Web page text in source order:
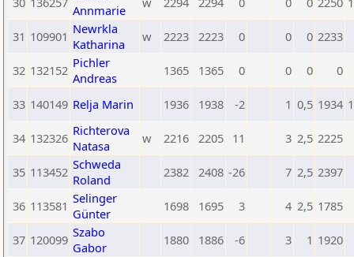
Annmarie
31 109901 Newrkla
Katharina
w 2223 2223 0 0 0 2233
32 132152 Pichler
Andreas
1365 1365 0 0 0 0
33 140149 Relja Marin 1936 1938 -2 1 0,5 1934
34 132326 Richterova
Natasa
w 2216 2205 11 3 2,5 2225
35 113452 Schweda
Roland
2382 2408 -26 7 2,5 2397
36 113581 Selinger
Günter
1698 1695 3 4 2,5 1785
37 120099 Szabo
Gabor
1880 1886 -6 3 1 1920